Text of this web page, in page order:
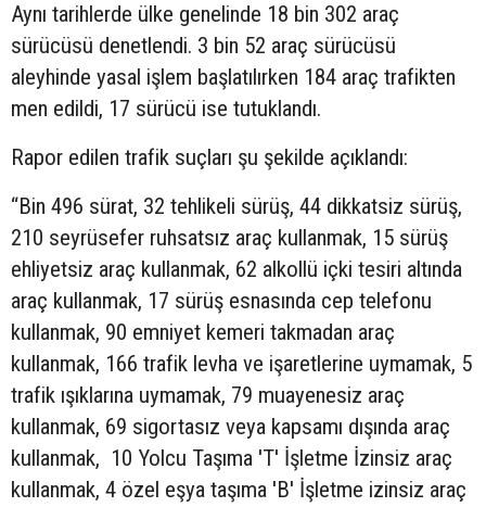
Aynı tarihlerde ülke genelinde 18 bin 302 araç
sürücüsü denetlendi. 3 bin 52 araç sürücüsü
aleyhinde yasal işlem başlatılırken 184 araç trafikten
men edildi, 17 sürücü ise tutuklandı.
Rapor edilen trafik suçları şu şekilde açıklandı:
“Bin 496 sürat, 32 tehlikeli sürüş, 44 dikkatsiz sürüş,
210 seyrüsefer ruhsatsız araç kullanmak, 15 sürüş
ehliyetsiz araç kullanmak, 62 alkollü içki tesiri altında
araç kullanmak, 17 sürüş esnasında cep telefonu
kullanmak, 90 emniyet kemeri takmadan araç
kullanmak, 166 trafik levha ve işaretlerine uymamak, 5
trafik ışıklarına uymamak, 79 muayenesiz araç
kullanmak, 69 sigortasız veya kapsamı dışında araç
kullanmak, 10 Yolcu Taşıma 'T' İşletme İzinsiz araç
kullanmak, 4 özel eşya taşıma 'B' İşletme izinsiz araç